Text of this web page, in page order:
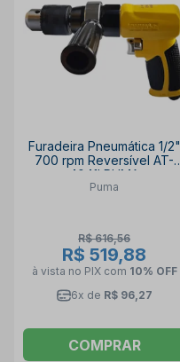
Furadeira Pneumática 1/2"
700 rpm Reversível AT-
4041I PUMA
Puma
R$ 616,56
R$ 519,88
à vista no PIX com 10% OFF
6x de R$ 96,27
COMPRAR